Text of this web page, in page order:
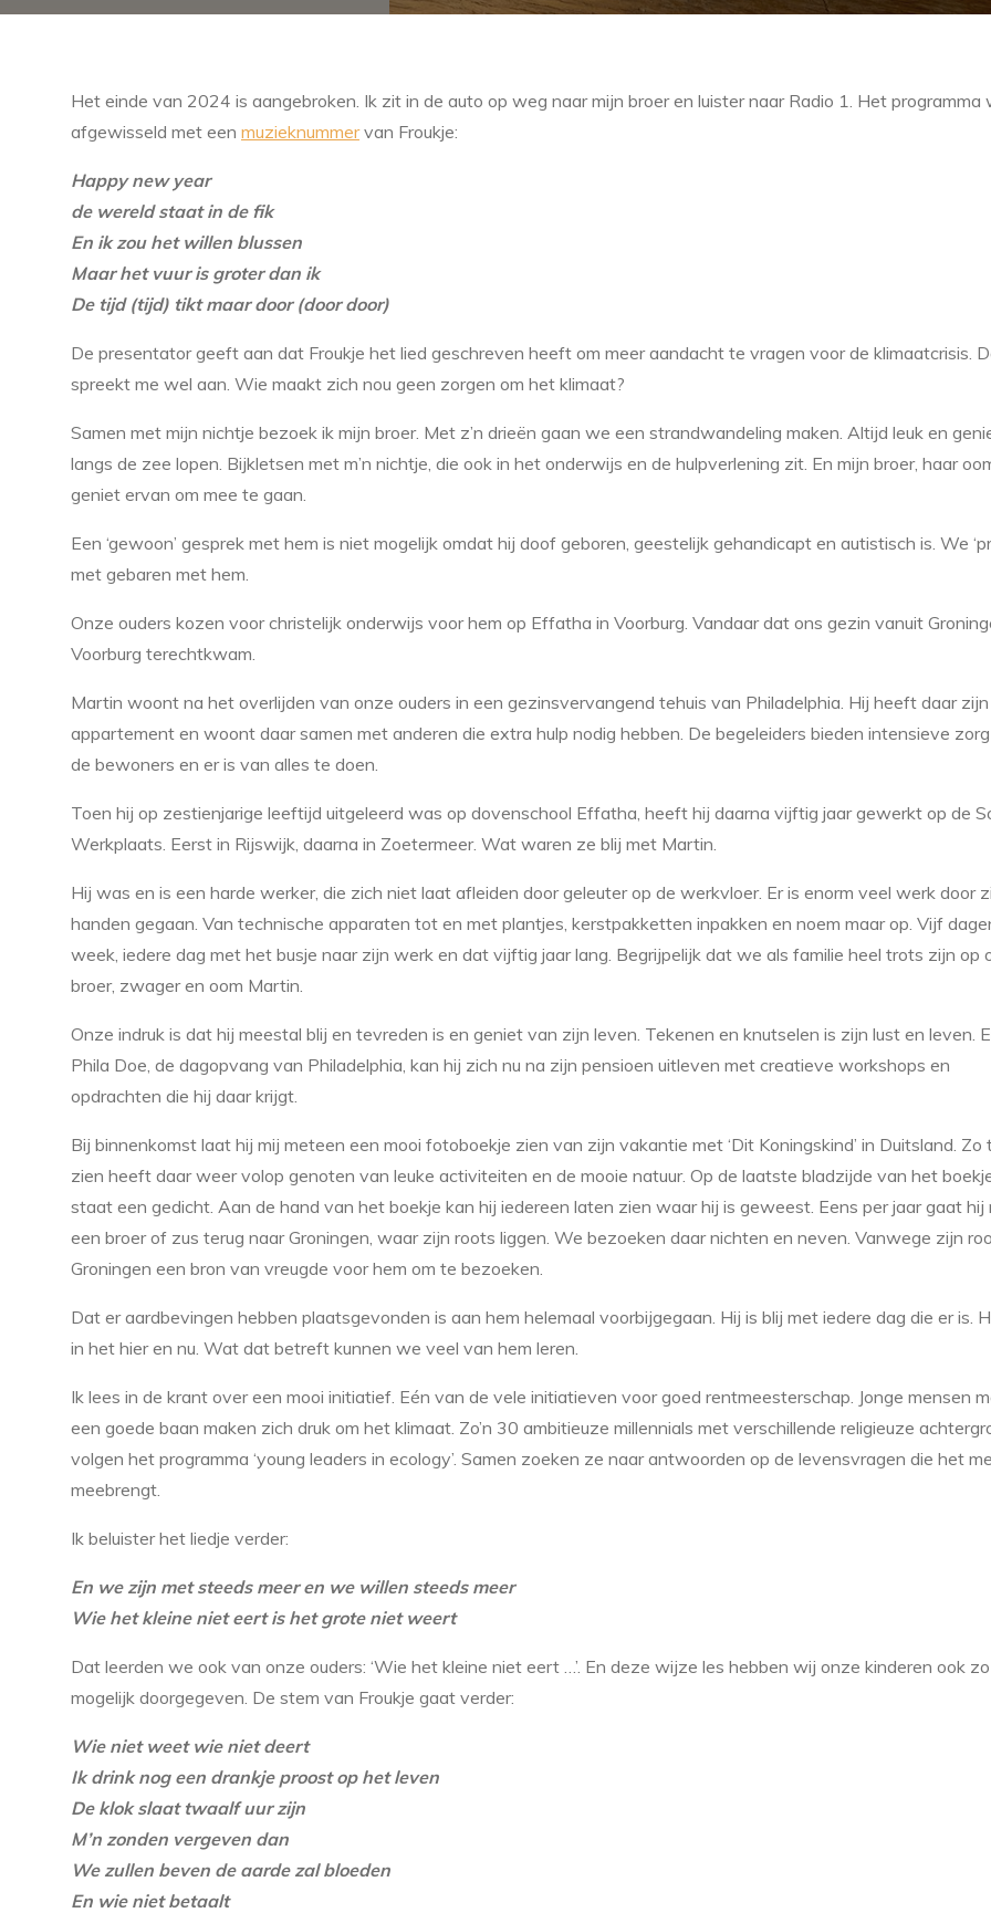
Het einde van 2024 is aangebroken. Ik zit in de auto op weg naar mijn broer en luister naar Radio 1. Het programma
afgewisseld met een muzieknummervan Froukje:
Happy new year
de wereld staat in de fik
En ik zou het willen blussen
Maar het vuur is groter dan ik
De tijd (tijd) tikt maar door (door door)
De presentator geeft aan dat Froukje het lied geschreven heeft om meer aandacht te vragen voor de klimaatcrisis.
spreekt me wel aan. Wie maakt zich nou geen zorgen om het klimaat?
Samen met mijn nichtje bezoek ik mijn broer. Met z’n drieën gaan we een strandwandeling maken. Altijd leuk en
langs de zee lopen. Bijkletsen met m’n nichtje, die ook in het onderwijs en de hulpverlening zit. En mijn broer, haar
geniet ervan om mee te gaan.
Een ‘gewoon’ gesprek met hem is niet mogelijk omdat hij doof geboren, geestelijk gehandicapt en autistisch is. We
met gebaren met hem.
Onze ouders kozen voor christelijk onderwijs voor hem op Effatha in Voorburg. Vandaar dat ons gezin vanuit
Voorburg terechtkwam.
Martin woont na het overlijden van onze ouders in een gezinsvervangend tehuis van Philadelphia. Hij heeft daar
appartement en woont daar samen met anderen die extra hulp nodig hebben. De begeleiders bieden intensieve
de bewoners en er is van alles te doen.
Toen hij op zestienjarige leeftijd uitgeleerd was op dovenschool Effatha, heeft hij daarna vijftig jaar gewerkt op de
Werkplaats. Eerst in Rijswijk, daarna in Zoetermeer. Wat waren ze blij met Martin.
Hij was en is een harde werker, die zich niet laat afleiden door geleuter op de werkvloer. Er is enorm veel werk door
handen gegaan. Van technische apparaten tot en met plantjes, kerstpakketten inpakken en noem maar op. Vijf
week, iedere dag met het busje naar zijn werk en dat vijftig jaar lang. Begrijpelijk dat we als familie heel trots zijn op
broer, zwager en oom Martin.
Onze indruk is dat hij meestal blij en tevreden is en geniet van zijn leven. Tekenen en knutselen is zijn lust en leven.
Phila Doe, de dagopvang van Philadelphia, kan hij zich nu na zijn pensioen uitleven met creatieve workshops en
opdrachten die hij daar krijgt.
Bij binnenkomst laat hij mij meteen een mooi fotoboekje zien van zijn vakantie met ‘Dit Koningskind’ in Duitsland. Zo
zien heeft daar weer volop genoten van leuke activiteiten en de mooie natuur. Op de laatste bladzijde van het
staat een gedicht. Aan de hand van het boekje kan hij iedereen laten zien waar hij is geweest. Eens per jaar gaat hij
een broer of zus terug naar Groningen, waar zijn roots liggen. We bezoeken daar nichten en neven. Vanwege zijn
Groningen een bron van vreugde voor hem om te bezoeken.
Dat er aardbevingen hebben plaatsgevonden is aan hem helemaal voorbijgegaan. Hij is blij met iedere dag die er is.
in het hier en nu. Wat dat betreft kunnen we veel van hem leren.
Ik lees in de krant over een mooi initiatief. Eén van de vele initiatieven voor goed rentmeesterschap. Jonge mensen
een goede baan maken zich druk om het klimaat. Zo’n 30 ambitieuze millennials met verschillende religieuze
volgen het programma ‘young leaders in ecology’. Samen zoeken ze naar antwoorden op de levensvragen die het
meebrengt.
Ik beluister het liedje verder:
En we zijn met steeds meer en we willen steeds meer
Wie het kleine niet eert is het grote niet weert
Dat leerden we ook van onze ouders: ‘Wie het kleine niet eert …’. En deze wijze les hebben wij onze kinderen ook
mogelijk doorgegeven. De stem van Froukje gaat verder:
Wie niet weet wie niet deert
Ik drink nog een drankje proost op het leven
De klok slaat twaalf uur zijn
M’n zonden vergeven dan
We zullen beven de aarde zal bloeden
En wie niet betaalt